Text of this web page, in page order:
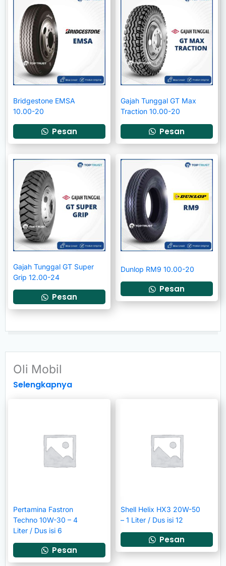
Bridgestone EMSA
10.00-20
Pesan
Gajah Tunggal GT Max
Traction 10.00-20
Pesan
Gajah Tunggal GT Super
Grip 12.00-24
Pesan
Dunlop RM9 10.00-20
Pesan
Oli Mobil
Selengkapnya
Pertamina Fastron
Techno 10W-30 – 4
Liter / Dus isi 6
Pesan
Shell Helix HX3 20W-50
– 1 Liter / Dus isi 12
Pesan